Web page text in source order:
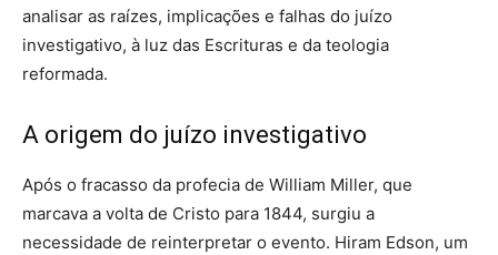
analisar as raízes, implicações e falhas do juízo
investigativo, à luz das Escrituras e da teologia
reformada.
A origem do juízo investigativo
Após o fracasso da profecia de William Miller, que
marcava a volta de Cristo para 1844, surgiu a
necessidade de reinterpretar o evento. Hiram Edson, um